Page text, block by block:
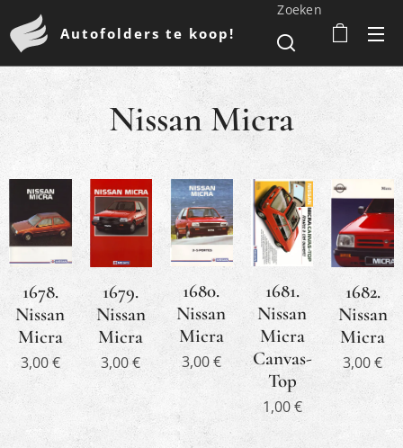
Autofolders te koop!
Zoeken
Nissan Micra
1678.
Nissan
Micra
3,00€
1679.
Nissan
Micra
3,00€
1680.
Nissan
Micra
3,00€
1681.
Nissan
Micra
Canvas-
Top
1,00€
1682.
Nissan
Micra
3,00€